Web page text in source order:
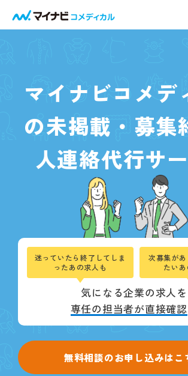
マイナビコメデ
の未掲載・募集
人連絡代行サ
迷っていたら終了してしま
ったあの求人も
次募集が
たい
気になる企業の求人を
専任の担当者が直接確認
無料相談のお申し込みはこ